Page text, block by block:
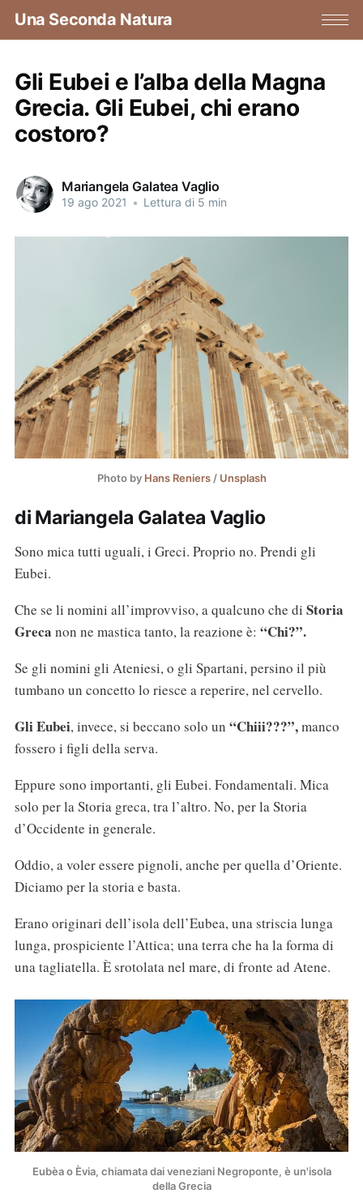
Una Seconda Natura
Gli Eubei e l’alba della Magna
Grecia. Gli Eubei, chi erano
costoro?
Mariangela Galatea Vaglio
19 ago 2021 • Lettura di 5 min
Photo by Hans Reniers/ Unsplash
di Mariangela Galatea Vaglio
Sono mica tutti uguali, i Greci. Proprio no. Prendi gli
Eubei.
Che se li nomini all’improvviso, a qualcuno che di Storia
Greca non ne mastica tanto, la reazione è: “Chi?”.
Se gli nomini gli Ateniesi, o gli Spartani, persino il più
tumbano un concetto lo riesce a reperire, nel cervello.
Gli Eubei, invece, si beccano solo un “Chiii???”,manco
fossero i figli della serva.
Eppure sono importanti, gli Eubei. Fondamentali. Mica
solo per la Storia greca, tra l’altro. No, per la Storia
d’Occidente in generale.
Oddio, a voler essere pignoli, anche per quella d’Oriente.
Diciamo per la storia e basta.
Erano originari dell’isola dell’Eubea, una striscia lunga
lunga, prospiciente l’Attica; una terra che ha la forma di
una tagliatella. È srotolata nel mare, di fronte ad Atene.
Eubèa o Èvia, chiamata dai veneziani Negroponte, è un'isola
della Grecia